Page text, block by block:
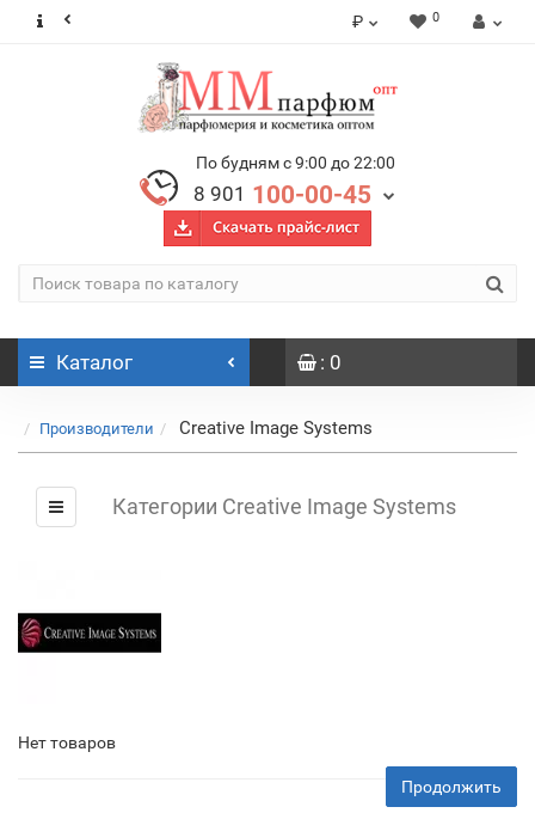
₽ 0
По будням с 9:00 до 22:00
8 901 100-00-45
Каталог : 0
Производители Creative Image Systems
Категории Creative Image Systems
Нет товаров
Продолжить